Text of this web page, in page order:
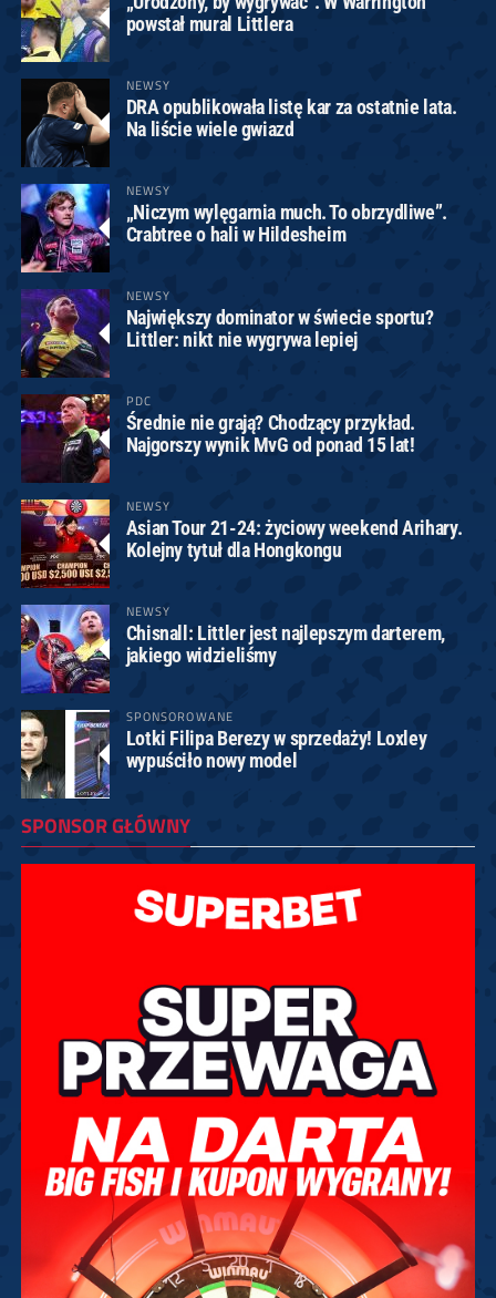
powstał mural Littlera
NEWSY
DRA opublikowała listę kar za ostatnie lata.
Na liście wiele gwiazd
NEWSY
„Niczym wylęgarnia much. To obrzydliwe”.
Crabtree o hali w Hildesheim
NEWSY
Największy dominator w świecie sportu?
Littler: nikt nie wygrywa lepiej
PDC
Średnie nie grają? Chodzący przykład.
Najgorszy wynik MvG od ponad 15 lat!
NEWSY
Asian Tour 21-24: życiowy weekend Arihary.
Kolejny tytuł dla Hongkongu
NEWSY
Chisnall: Littler jest najlepszym darterem,
jakiego widzieliśmy
SPONSOROWANE
Lotki Filipa Berezy w sprzedaży! Loxley
wypuściło nowy model
SPONSOR GŁÓWNY